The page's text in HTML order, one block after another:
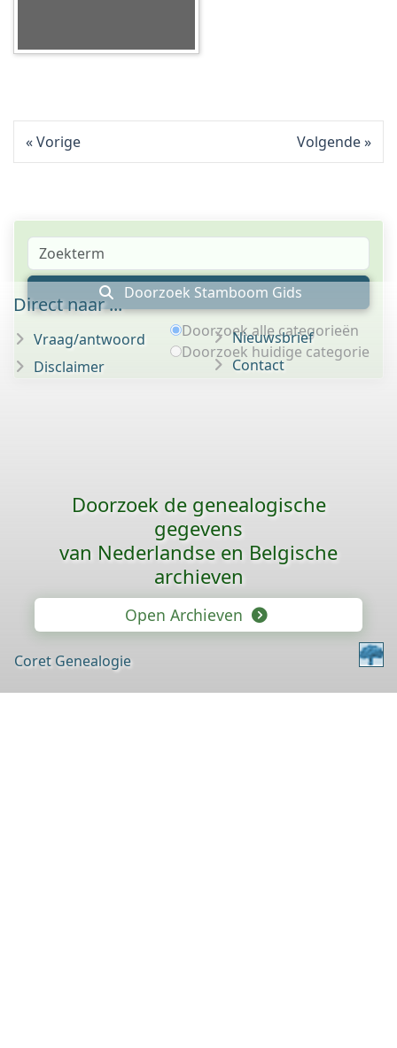
Vorige Volgende
Doorzoek Stamboom Gids
Doorzoek alle categorieën
Doorzoek huidige categorie
Direct naar ...
Vraag/antwoord
Disclaimer
Nieuwsbrief
Contact
Doorzoek de genealogische
gegevens
van Nederlandse en Belgische
archieven
Open Archieven
Coret Genealogie